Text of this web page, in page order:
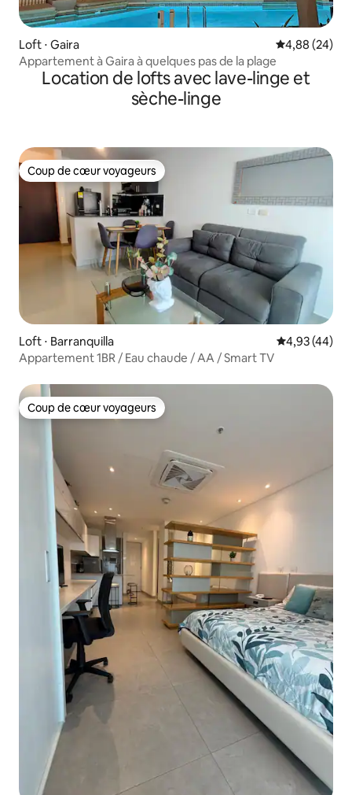
Loft ⋅ Gaira Évaluation
4,88 (24)
Appartement à Gaira à quelques pas de la plage
Location de lofts avec lave-linge et
sèche-linge
Coup de cœur voyageurs
Coup de cœur voyageurs
Loft ⋅ Barranquilla Évaluation
4,93 (44)
Appartement 1BR / Eau chaude / AA / Smart TV
Coup de cœur voyageurs
Coup de cœur voyageurs